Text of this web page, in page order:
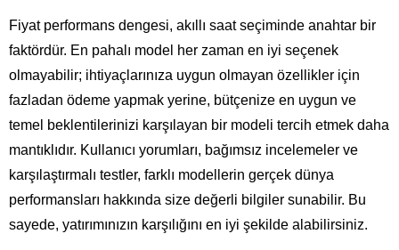
Fiyat performans dengesi, akıllı saat seçiminde anahtar bir
faktördür. En pahalı model her zaman en iyi seçenek
olmayabilir; ihtiyaçlarınıza uygun olmayan özellikler için
fazladan ödeme yapmak yerine, bütçenize en uygun ve
temel beklentilerinizi karşılayan bir modeli tercih etmek daha
mantıklıdır. Kullanıcı yorumları, bağımsız incelemeler ve
karşılaştırmalı testler, farklı modellerin gerçek dünya
performansları hakkında size değerli bilgiler sunabilir. Bu
sayede, yatırımınızın karşılığını en iyi şekilde alabilirsiniz.